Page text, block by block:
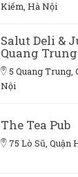
Kiếm, Hà Nội
Salut Deli &
Quang Trung
5 Quang Trung,
Nội
The Tea Pub
75 Lò Sũ, Quận